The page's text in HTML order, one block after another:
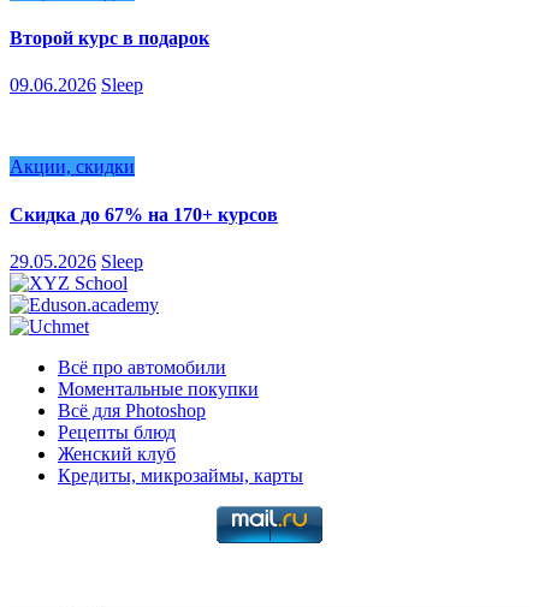
Второй курс в подарок
09.06.2026 Sleep
Акции, скидки
Скидка до 67% на 170+ курсов
29.05.2026 Sleep
Всё про автомобили
Моментальные покупки
Всё для Photoshop
Рецепты блюд
Женский клуб
Кредиты, микрозаймы, карты